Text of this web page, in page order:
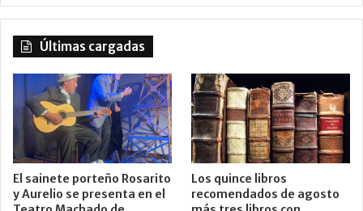
Últimas cargadas
El sainete porteño Rosarito
y Aurelio se presenta en el
Los quince libros
recomendados de agosto